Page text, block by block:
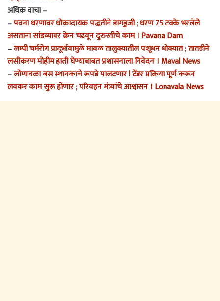
अधिक वाचा –
–पवना धरणावर धोकादायक पद्धतीने डागडुजी ; धरण 75 टक्के भरलेले
असताना सांडव्यावर क्रेन चढवून दुरुस्तीचे काम । Pavana Dam
–लम्पी चर्मरोग प्रादूर्भावामुळे मावळ तालुक्यातील पशूधन धोक्यात ; तातडीने
लसीकरण मोहीम हाती घेण्याबाबत प्रशासनाला निवेदन । Maval News
–लोणावळा बस स्थानकाचे रूपडे पालटणार ! टेंडर प्रक्रिया पूर्ण करून
लवकर काम सुरू होणार ; परिवहन मंत्र्यांचे आश्वासन । Lonavala News